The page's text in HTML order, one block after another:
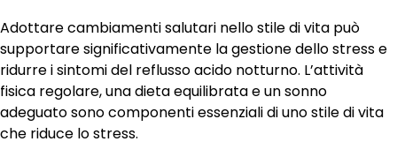
Adottare cambiamenti salutari nello stile di vita può
supportare significativamente la gestione dello stress e
ridurre i sintomi del reflusso acido notturno. L’attività
fisica regolare, una dieta equilibrata e un sonno
adeguato sono componenti essenziali di uno stile di vita
che riduce lo stress.